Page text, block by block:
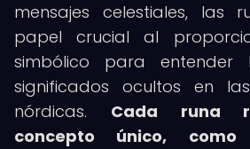
mensajes celestiales, las
papel crucial al
simbólico para
significados ocultos en
nórdicas. Cada runa
concepto único,